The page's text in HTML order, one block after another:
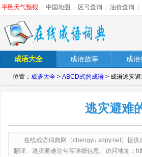
平邑天气预报 中国地图 区号查询 油价查询
成语大全 成语故事 成语
位置： 成语大全 > ABCD式的成语 > 成语逃灾
逃灾避难
在线成语词典网（chengyu.sdpy.net）提
翻译、逃灾避难造句等详细信息。访问地址：